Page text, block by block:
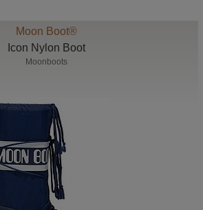
Moon Boot®
Icon Nylon Boot
Moonboots